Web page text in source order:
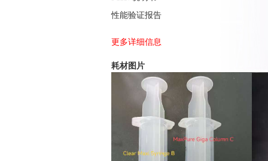
性能验证报告
更多详细信息
耗材图片